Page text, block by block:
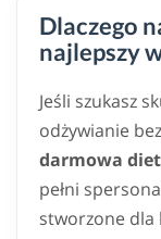
Dlaczego
najlepszy
Jeśli szukasz
odżywianie
darmowa
pełni
stworzone dla